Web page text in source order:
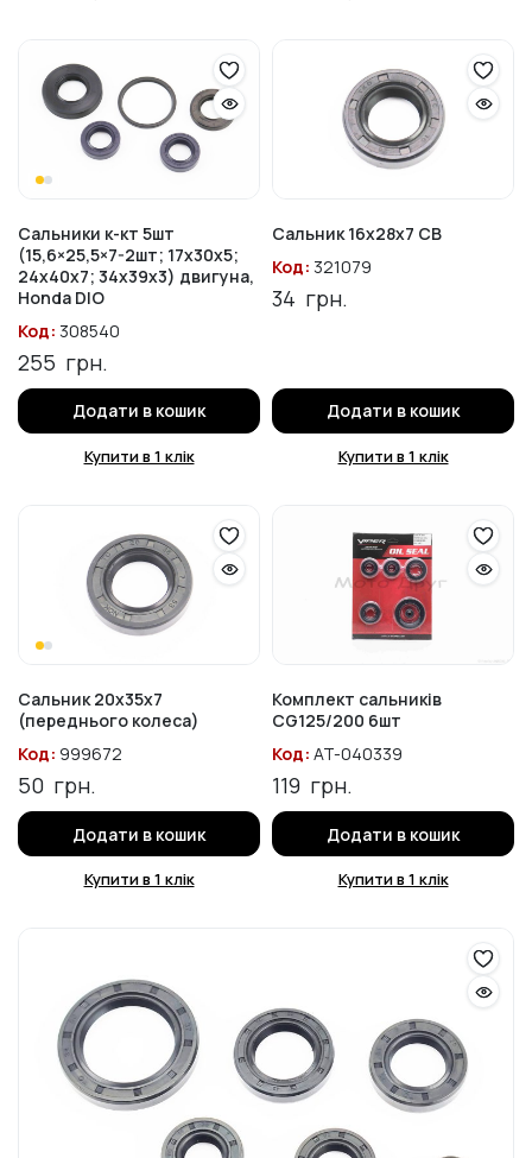
Сальники к-кт 5шт
(15,6×25,5×7-2шт; 17x30x5;
24x40x7; 34x39x3) двигуна,
Honda DIO
Код: 308540
255 грн.
Додати в кошик
Купити в 1 клік
Сальник 16x28x7 CB
Код: 321079
34 грн.
Додати в кошик
Купити в 1 клік
Сальник 20x35x7
(переднього колеса)
Код: 999672
50 грн.
Додати в кошик
Купити в 1 клік
Комплект сальників
CG125/200 6шт
Код: AT-040339
119 грн.
Додати в кошик
Купити в 1 клік